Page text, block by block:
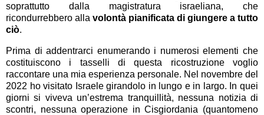
soprattutto dalla magistratura israeliana, che
ricondurrebbero alla volontà pianificata di giungere a tutto
ciò.
Prima di addentrarci enumerando i numerosi elementi che
costituiscono i tasselli di questa ricostruzione voglio
raccontare una mia esperienza personale. Nel novembre del
2022 ho visitato Israele girandolo in lungo e in largo. In quei
giorni si viveva un’estrema tranquillità, nessuna notizia di
scontri, nessuna operazione in Cisgiordania (quantomeno